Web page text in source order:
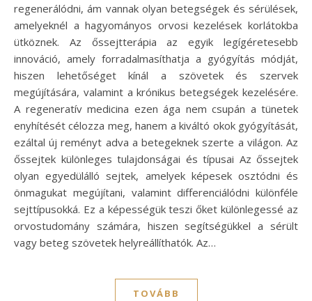
regenerálódni, ám vannak olyan betegségek és sérülések,
amelyeknél a hagyományos orvosi kezelések korlátokba
ütköznek. Az őssejtterápia az egyik legígéretesebb
innováció, amely forradalmasíthatja a gyógyítás módját,
hiszen lehetőséget kínál a szövetek és szervek
megújítására, valamint a krónikus betegségek kezelésére.
A regeneratív medicina ezen ága nem csupán a tünetek
enyhítését célozza meg, hanem a kiváltó okok gyógyítását,
ezáltal új reményt adva a betegeknek szerte a világon. Az
őssejtek különleges tulajdonságai és típusai Az őssejtek
olyan egyedülálló sejtek, amelyek képesek osztódni és
önmagukat megújítani, valamint differenciálódni különféle
sejttípusokká. Ez a képességük teszi őket különlegessé az
orvostudomány számára, hiszen segítségükkel a sérült
vagy beteg szövetek helyreállíthatók. Az…
TOVÁBB